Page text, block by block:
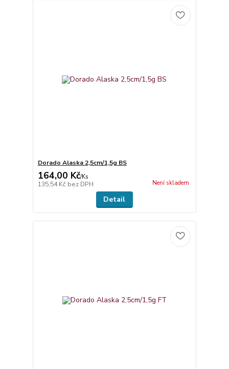
Dorado Alaska 2,5cm/1,5g BS
164,00 Kč/Ks
135,54 Kč bez DPH Není skladem
Detail